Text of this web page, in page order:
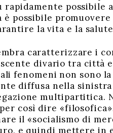
possibile
possibile
la vita e la
caratterizzare i
divario tra città e
fenomeni non sono
diffusa nella
multipartitica.
così dire
il «socialismo di
e quindi mettere in